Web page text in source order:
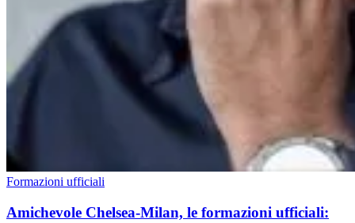
Formazioni ufficiali
Amichevole Chelsea-Milan, le formazioni ufficiali: